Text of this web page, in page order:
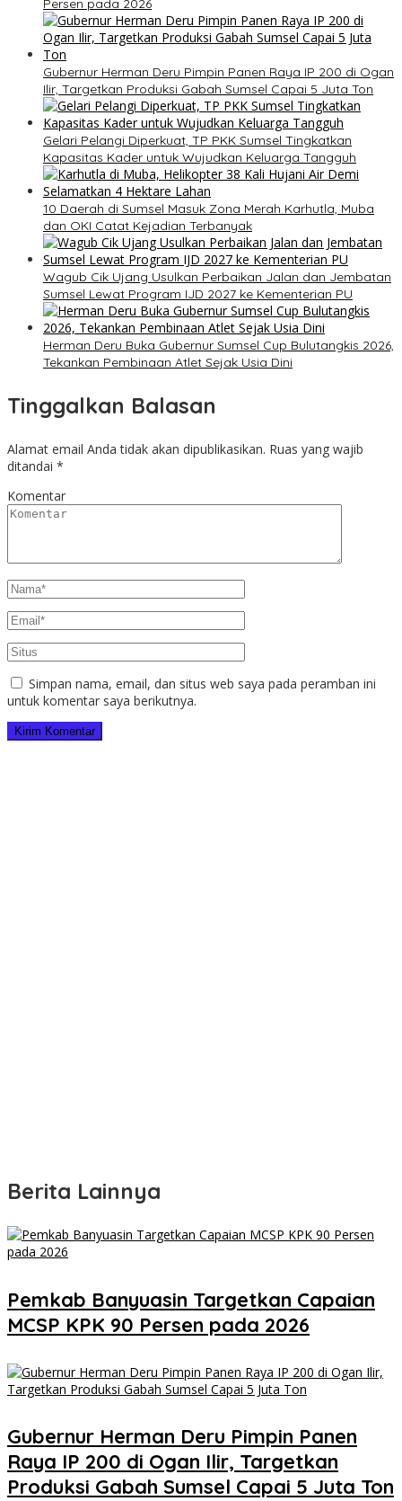
Persen pada 2026
Gubernur Herman Deru Pimpin Panen Raya IP 200 di Ogan
Ilir, Targetkan Produksi Gabah Sumsel Capai 5 Juta Ton
Gelari Pelangi Diperkuat, TP PKK Sumsel Tingkatkan
Kapasitas Kader untuk Wujudkan Keluarga Tangguh
10 Daerah di Sumsel Masuk Zona Merah Karhutla, Muba
dan OKI Catat Kejadian Terbanyak
Wagub Cik Ujang Usulkan Perbaikan Jalan dan Jembatan
Sumsel Lewat Program IJD 2027 ke Kementerian PU
Herman Deru Buka Gubernur Sumsel Cup Bulutangkis 2026,
Tekankan Pembinaan Atlet Sejak Usia Dini
Tinggalkan Balasan
Alamat email Anda tidak akan dipublikasikan. Ruas yang wajib
ditandai *
Komentar
Simpan nama, email, dan situs web saya pada peramban ini
untuk komentar saya berikutnya.
Berita Lainnya
Pemkab Banyuasin Targetkan Capaian
MCSP KPK 90 Persen pada 2026
Gubernur Herman Deru Pimpin Panen
Raya IP 200 di Ogan Ilir, Targetkan
Produksi Gabah Sumsel Capai 5 Juta Ton